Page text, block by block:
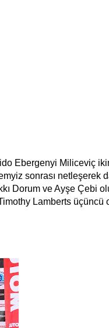
Ebergenyi Miliceviç
sonrası netleşerek
Dorum ve Ayşe Çebi
Lamberts üçüncü